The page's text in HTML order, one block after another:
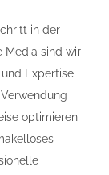
in der
Media sind wir
Expertise
optimieren